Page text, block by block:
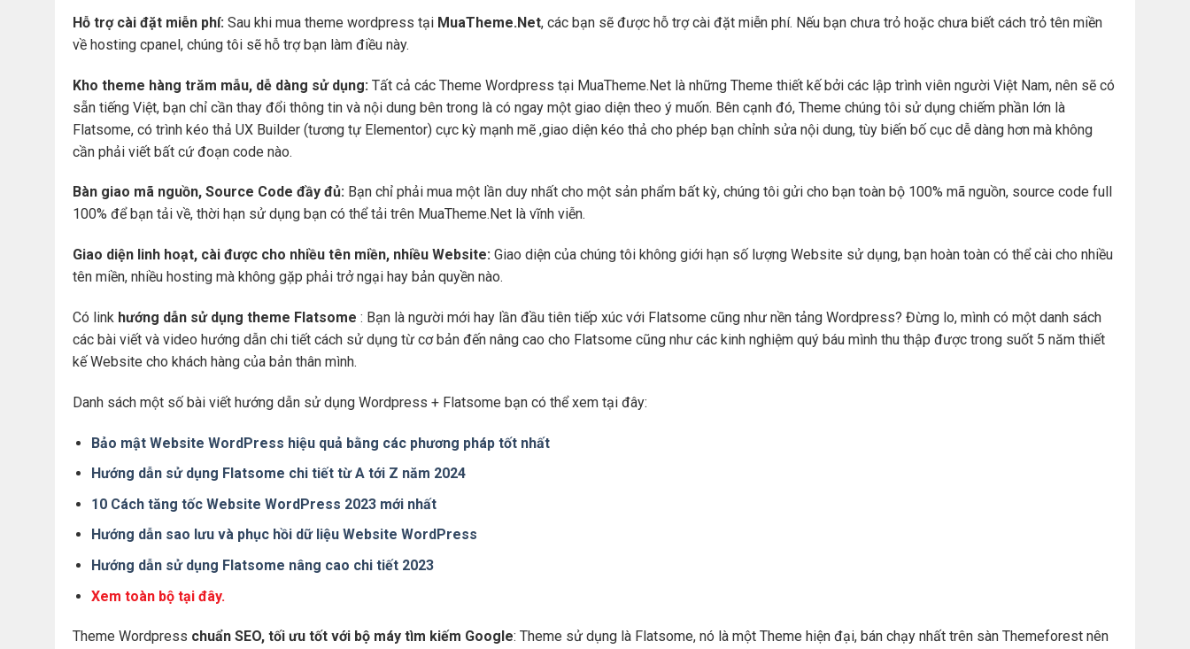
Hỗ trợ cài đặt miễn phí: Sau khi mua theme wordpress tại MuaTheme.Net, các bạn sẽ được hỗ trợ cài đặt miễn phí. Nếu bạn chưa trỏ hoặc chưa biết cách trỏ tên miền
về hosting cpanel, chúng tôi sẽ hỗ trợ bạn làm điều này.
Kho theme hàng trăm mẫu, dễ dàng sử dụng: Tất cả các Theme Wordpress tại MuaTheme.Net là những Theme thiết kế bởi các lập trình viên người Việt Nam, nên sẽ có
sẵn tiếng Việt, bạn chỉ cần thay đổi thông tin và nội dung bên trong là có ngay một giao diện theo ý muốn. Bên cạnh đó, Theme chúng tôi sử dụng chiếm phần lớn là
Flatsome, có trình kéo thả UX Builder (tương tự Elementor) cực kỳ mạnh mẽ ,giao diện kéo thả cho phép bạn chỉnh sửa nội dung, tùy biến bố cục dễ dàng hơn mà không
cần phải viết bất cứ đoạn code nào.
Bàn giao mã nguồn, Source Code đầy đủ: Bạn chỉ phải mua một lần duy nhất cho một sản phẩm bất kỳ, chúng tôi gửi cho bạn toàn bộ 100% mã nguồn, source code full
100% để bạn tải về, thời hạn sử dụng bạn có thể tải trên MuaTheme.Net là vĩnh viễn.
Giao diện linh hoạt, cài được cho nhiều tên miền, nhiều Website: Giao diện của chúng tôi không giới hạn số lượng Website sử dụng, bạn hoàn toàn có thể cài cho nhiều
tên miền, nhiều hosting mà không gặp phải trở ngại hay bản quyền nào.
Có link hướng dẫn sử dụng theme Flatsome : Bạn là người mới hay lần đầu tiên tiếp xúc với Flatsome cũng như nền tảng Wordpress? Đừng lo, mình có một danh sách
các bài viết và video hướng dẫn chi tiết cách sử dụng từ cơ bản đến nâng cao cho Flatsome cũng như các kinh nghiệm quý báu mình thu thập được trong suốt 5 năm thiết
kế Website cho khách hàng của bản thân mình.
Danh sách một số bài viết hướng dẫn sử dụng Wordpress + Flatsome bạn có thể xem tại đây:
Bảo mật Website WordPress hiệu quả bằng các phương pháp tốt nhất
Hướng dẫn sử dụng Flatsome chi tiết từ A tới Z năm 2024
10 Cách tăng tốc Website WordPress 2023 mới nhất
Hướng dẫn sao lưu và phục hồi dữ liệu Website WordPress
Hướng dẫn sử dụng Flatsome nâng cao chi tiết 2023
Xem toàn bộ tại đây.
Theme Wordpress chuẩn SEO, tối ưu tốt với bộ máy tìm kiếm Google: Theme sử dụng là Flatsome, nó là một Theme hiện đại, bán chạy nhất trên sàn Themeforest nên